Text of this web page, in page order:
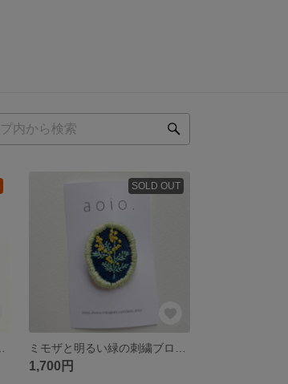
SOLD OUT
1,700円